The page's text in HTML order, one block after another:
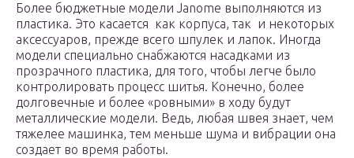
Более бюджетные модели Janome выполняются из
пластика. Это касается как корпуса, так и некоторых
аксессуаров, прежде всего шпулек и лапок. Иногда
модели специально снабжаются насадками из
прозрачного пластика, для того, чтобы легче было
контролировать процесс шитья. Конечно, более
долговечные и более «ровными» в ходу будут
металлические модели. Ведь, любая швея знает, чем
тяжелее машинка, тем меньше шума и вибрации она
создает во время работы.